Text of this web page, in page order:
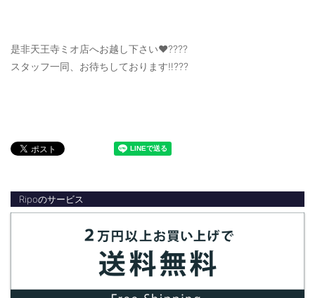
是非天王寺ミオ店へお越し下さい❤️????
スタッフ一同、お待ちしております‼️???
Ripoのサービス